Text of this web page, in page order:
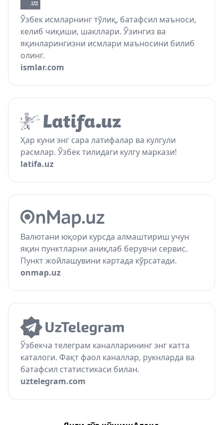
Ўзбек исмларнинг тўлиқ, батафсил маъноси,
келиб чиқиши, шакллари. Ўзингиз ва
яқинларингизни исмлари маъносини билиб
олинг.
ismlar.com
Ҳар куни энг сара латифалар ва кулгули
расмлар. Ўзбек тилидаги кулгу маркази!
latifa.uz
Валютани юқори курсда алмаштириш учун
яқин пунктларни аниқлаб берувчи сервис.
Пункт жойлашувини картада кўрсатади.
onmap.uz
Ўзбекча телеграм каналларининг энг катта
каталоги. Фақт фаол каналлар, рукнларда ва
батафсил статистикаси билан.
uztelegram.com